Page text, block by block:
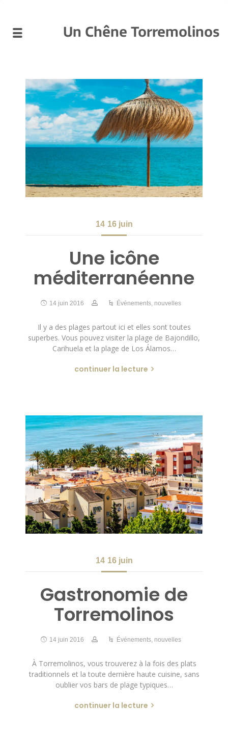
Un Chêne Torremolinos
14 16 juin
Une icône
méditerranéenne
14 juin 2016 Événements, nouvelles
Il y a des plages partout ici et elles sont toutes
superbes. Vous pouvez visiter la plage de Bajondillo,
Carihuela et la plage de Los Álamos…
continuer la lecture
14 16 juin
Gastronomie de
Torremolinos
14 juin 2016 Événements, nouvelles
À Torremolinos, vous trouverez à la fois des plats
traditionnels et la toute dernière haute cuisine, sans
oublier vos bars de plage typiques…
continuer la lecture